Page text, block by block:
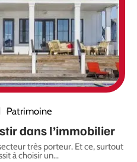
Patrimoine
dans l’immobilier
très porteur. Et ce, surtout
à choisir un…